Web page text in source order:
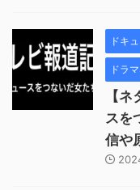
ドキ
ドラ
【
スを
信や